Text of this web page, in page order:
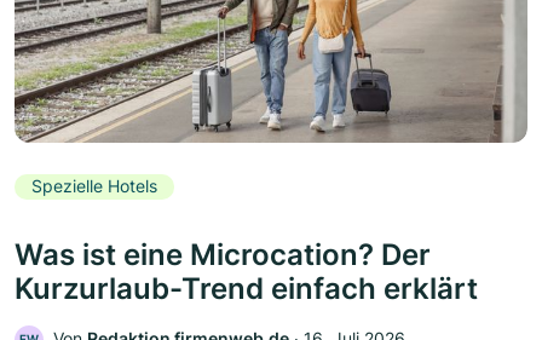
Spezielle Hotels
Was ist eine Microcation? Der
Kurzurlaub-Trend einfach erklärt